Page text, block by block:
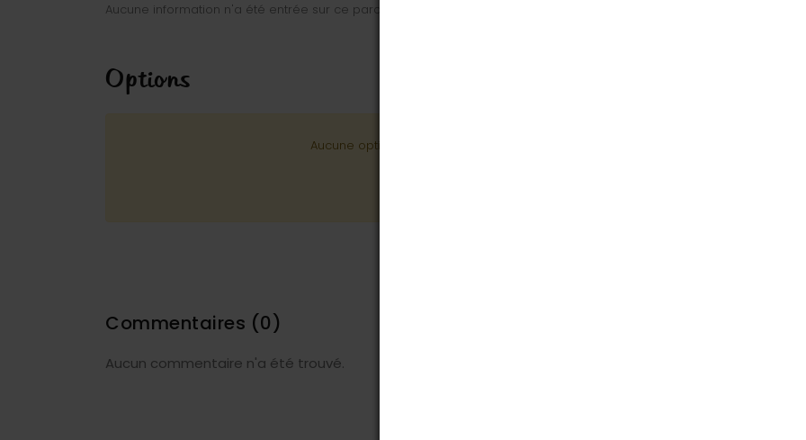
Aucune information n'a été entrée sur ce parc.
Options
Aucune option n'a été entrée sur ce parc.
Commentaires (0)
Aucun commentaire n'a été trouvé.